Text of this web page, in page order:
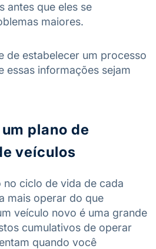
antes que eles se
maiores.
de estabelecer um processo
essas informações sejam
plano de
veículos
no ciclo de vida de cada
mais operar do que
veículo novo é uma grande
cumulativos de operar
quando você